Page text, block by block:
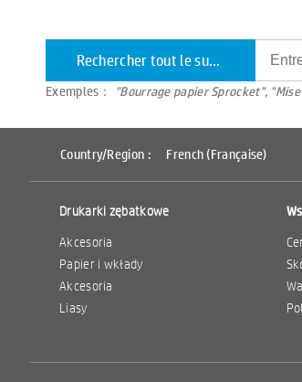
Rechercher tout le support
Exemples： "Bourrage papier Sprocket",
Country/Region : French (Française)
Drukarki zębatkowe
Akcesoria
Papier i wkłady
Akcesoria
Liasy